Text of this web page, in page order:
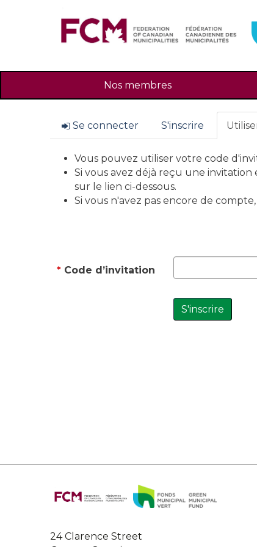
Nos membres
Se connecter S'inscrire
Vous pouvez utiliser votre code
Si vous avez déjà reçu une
sur le lien ci-dessous.
Si vous n'avez pas encore de
Code d’invitation
S'inscrire
About
24 Clarence Street